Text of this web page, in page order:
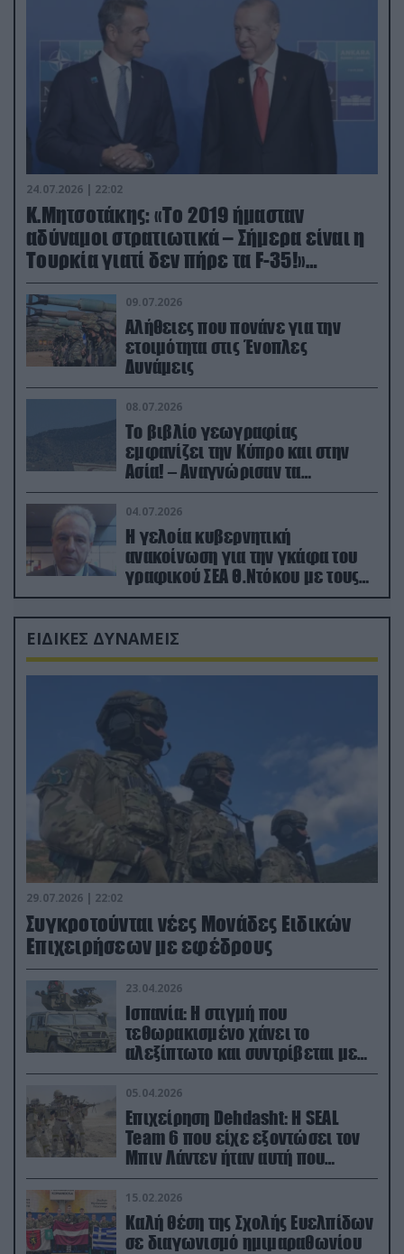
24.07.2026 | 22:02
Κ.Μητσοτάκης: «Το 2019 ήμασταν
αδύναμοι στρατιωτικά – Σήμερα είναι η
Τουρκία γιατί δεν πήρε τα F-35!»
(βίντεο)
09.07.2026
Αλήθειες που πονάνε για την
ετοιμότητα στις Ένοπλες
Δυνάμεις
08.07.2026
Το βιβλίο γεωγραφίας
εμφανίζει την Κύπρο και στην
Ασία! – Αναγνώρισαν τα
κατεχόμενα; (φωτο)
04.07.2026
Η γελοία κυβερνητική
ανακοίνωση για την γκάφα του
γραφικού ΣΕΑ Θ.Ντόκου με τους
Ρώσους φαρσέρ
ΕΙΔΙΚΕΣ ΔΥΝΑΜΕΙΣ
29.07.2026 | 22:02
Συγκροτούνται νέες Μονάδες Ειδικών
Επιχειρήσεων με εφέδρους
23.04.2026
Ισπανία: Η στιγμή που
τεθωρακισμένο χάνει το
αλεξίπτωτο και συντρίβεται με
ορμή στο έδαφος (βίντεο)
05.04.2026
Επιχείρηση Dehdasht: Η SEAL
Team 6 που είχε εξοντώσει τον
Μπιν Λάντεν ήταν αυτή που
διέσωσε τον πιλότο του F-15
15.02.2026
Καλή θέση της Σχολής Ευελπίδων
σε διαγωνισμό ημιμαραθωνίου